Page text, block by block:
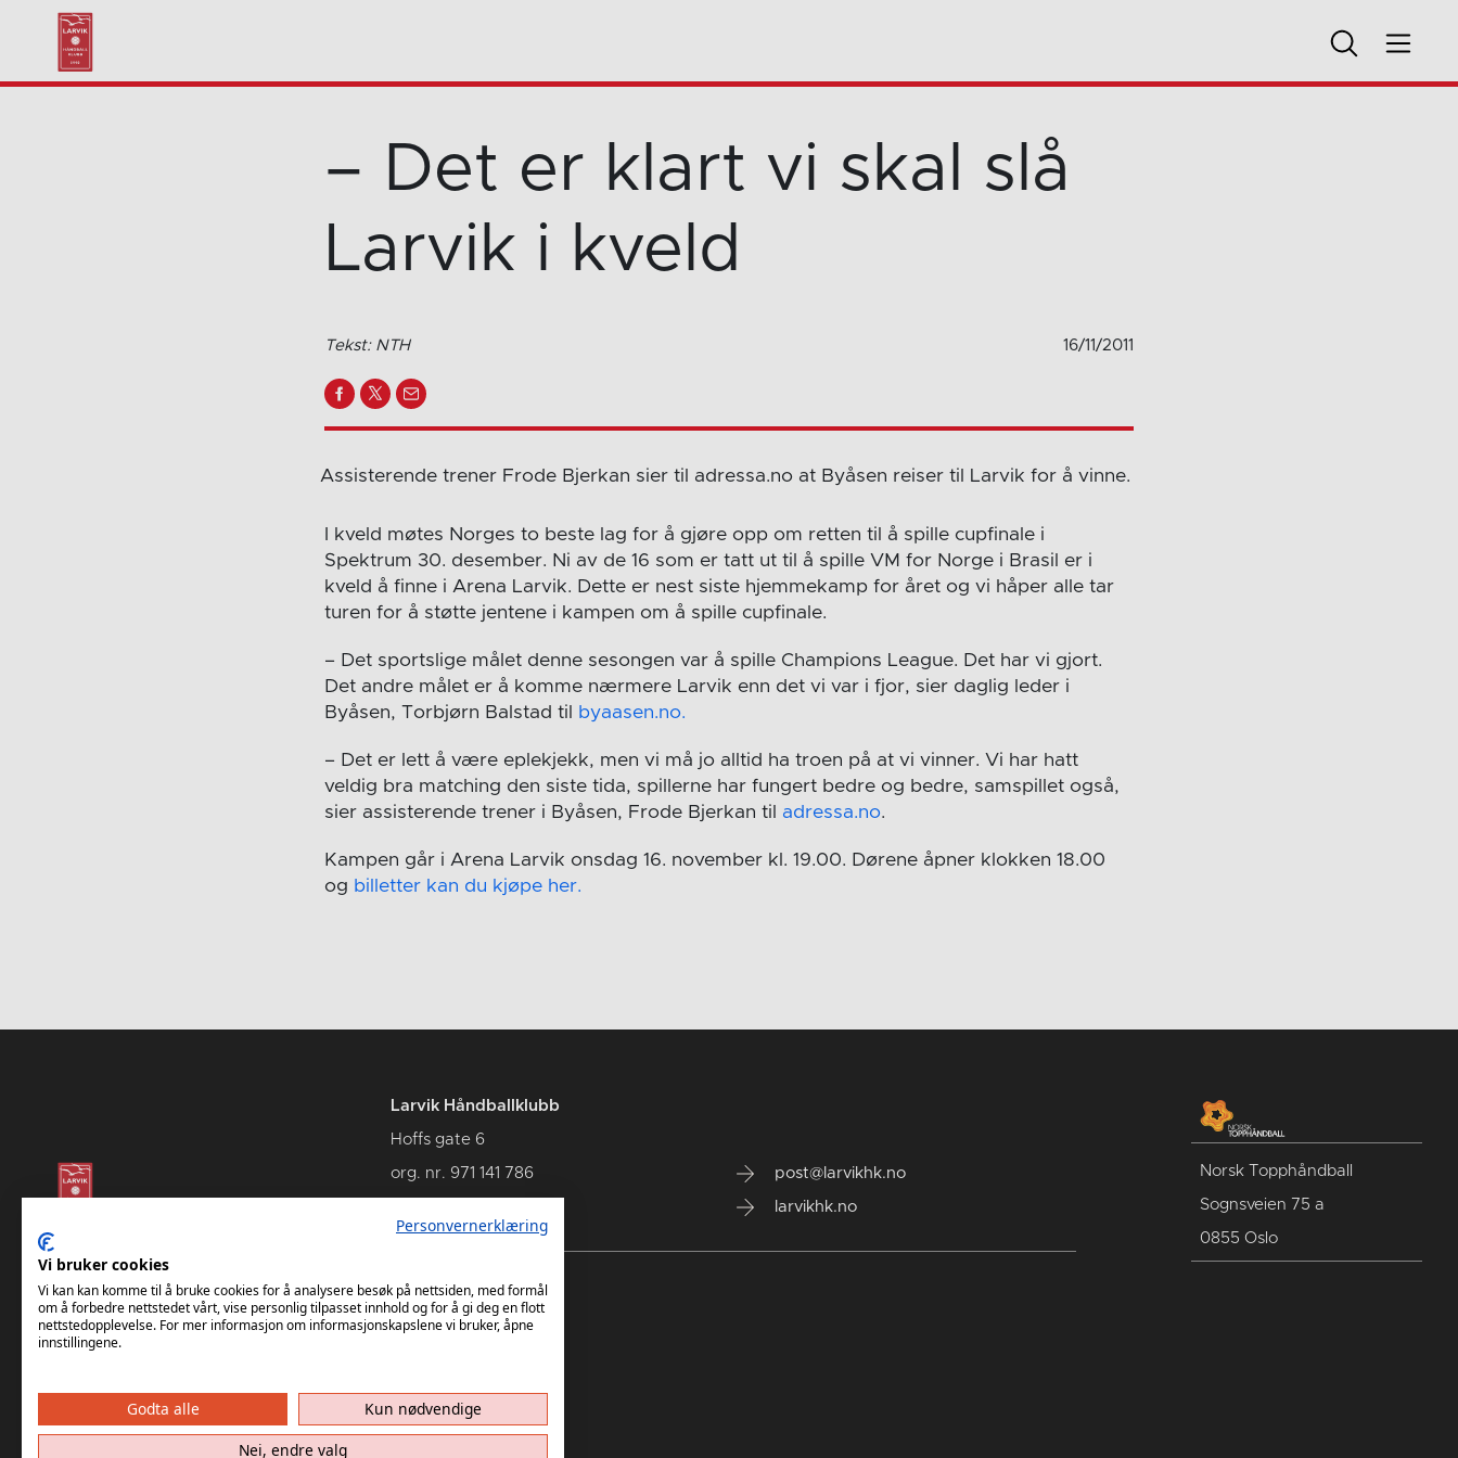
– Det er klart vi skal slå
Larvik i kveld
Tekst: NTH 16/11/2011
Assisterende trener Frode Bjerkan sier til adressa.no at Byåsen reiser til Larvik for å vinne.
I kveld møtes Norges to beste lag for å gjøre opp om retten til å spille cupfinale i
Spektrum 30. desember. Ni av de 16 som er tatt ut til å spille VM for Norge i Brasil er i
kveld å finne i Arena Larvik. Dette er nest siste hjemmekamp for året og vi håper alle tar
turen for å støtte jentene i kampen om å spille cupfinale.
– Det sportslige målet denne sesongen var å spille Champions League. Det har vi gjort.
Det andre målet er å komme nærmere Larvik enn det vi var i fjor, sier daglig leder i
Byåsen, Torbjørn Balstad til
byaasen.no.
– Det er lett å være eplekjekk, men vi må jo alltid ha troen på at vi vinner. Vi har hatt
veldig bra matching den siste tida, spillerne har fungert bedre og bedre, samspillet også,
sier assisterende trener i Byåsen, Frode Bjerkan til adressa.no.
Kampen går i Arena Larvik onsdag 16. november kl. 19.00. Dørene åpner klokken 18.00
og billetter kan du kjøpe her.
Larvik Håndballklubb
Hoffs gate 6
org. nr. 971 141 786 post@larvikhk.no
larvikhk.no
Norsk Topphåndball
Sognsveien 75 a
0855 Oslo
Personvernerklæring
Vi bruker cookies
Vi kan kan komme til å bruke cookies for å analysere besøk på nettsiden, med formål
om å forbedre nettstedet vårt, vise personlig tilpasset innhold og for å gi deg en flott
nettstedopplevelse. For mer informasjon om informasjonskapslene vi bruker, åpne
innstillingene.
Godta alle
Kun nødvendige
Nei, endre valg